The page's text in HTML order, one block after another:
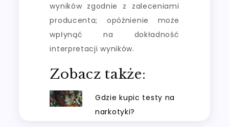
wyników zgodnie z zaleceniami
producenta; opóźnienie może
wpłynąć na dokładność
interpretacji wyników.
Zobacz także:
Gdzie kupic testy na
narkotyki?